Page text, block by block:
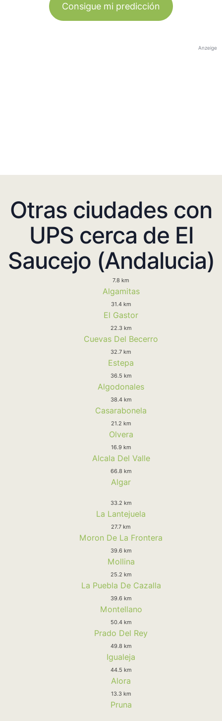
Consigue mi predicción
Anzeige
Otras ciudades con
UPS cerca de El
Saucejo (Andalucia)
7.8 km
Algamitas
31.4 km
El Gastor
22.3 km
Cuevas Del Becerro
32.7 km
Estepa
36.5 km
Algodonales
38.4 km
Casarabonela
21.2 km
Olvera
16.9 km
Alcala Del Valle
66.8 km
Algar
33.2 km
La Lantejuela
27.7 km
Moron De La Frontera
39.6 km
Mollina
25.2 km
La Puebla De Cazalla
39.6 km
Montellano
50.4 km
Prado Del Rey
49.8 km
Igualeja
44.5 km
Alora
13.3 km
Pruna